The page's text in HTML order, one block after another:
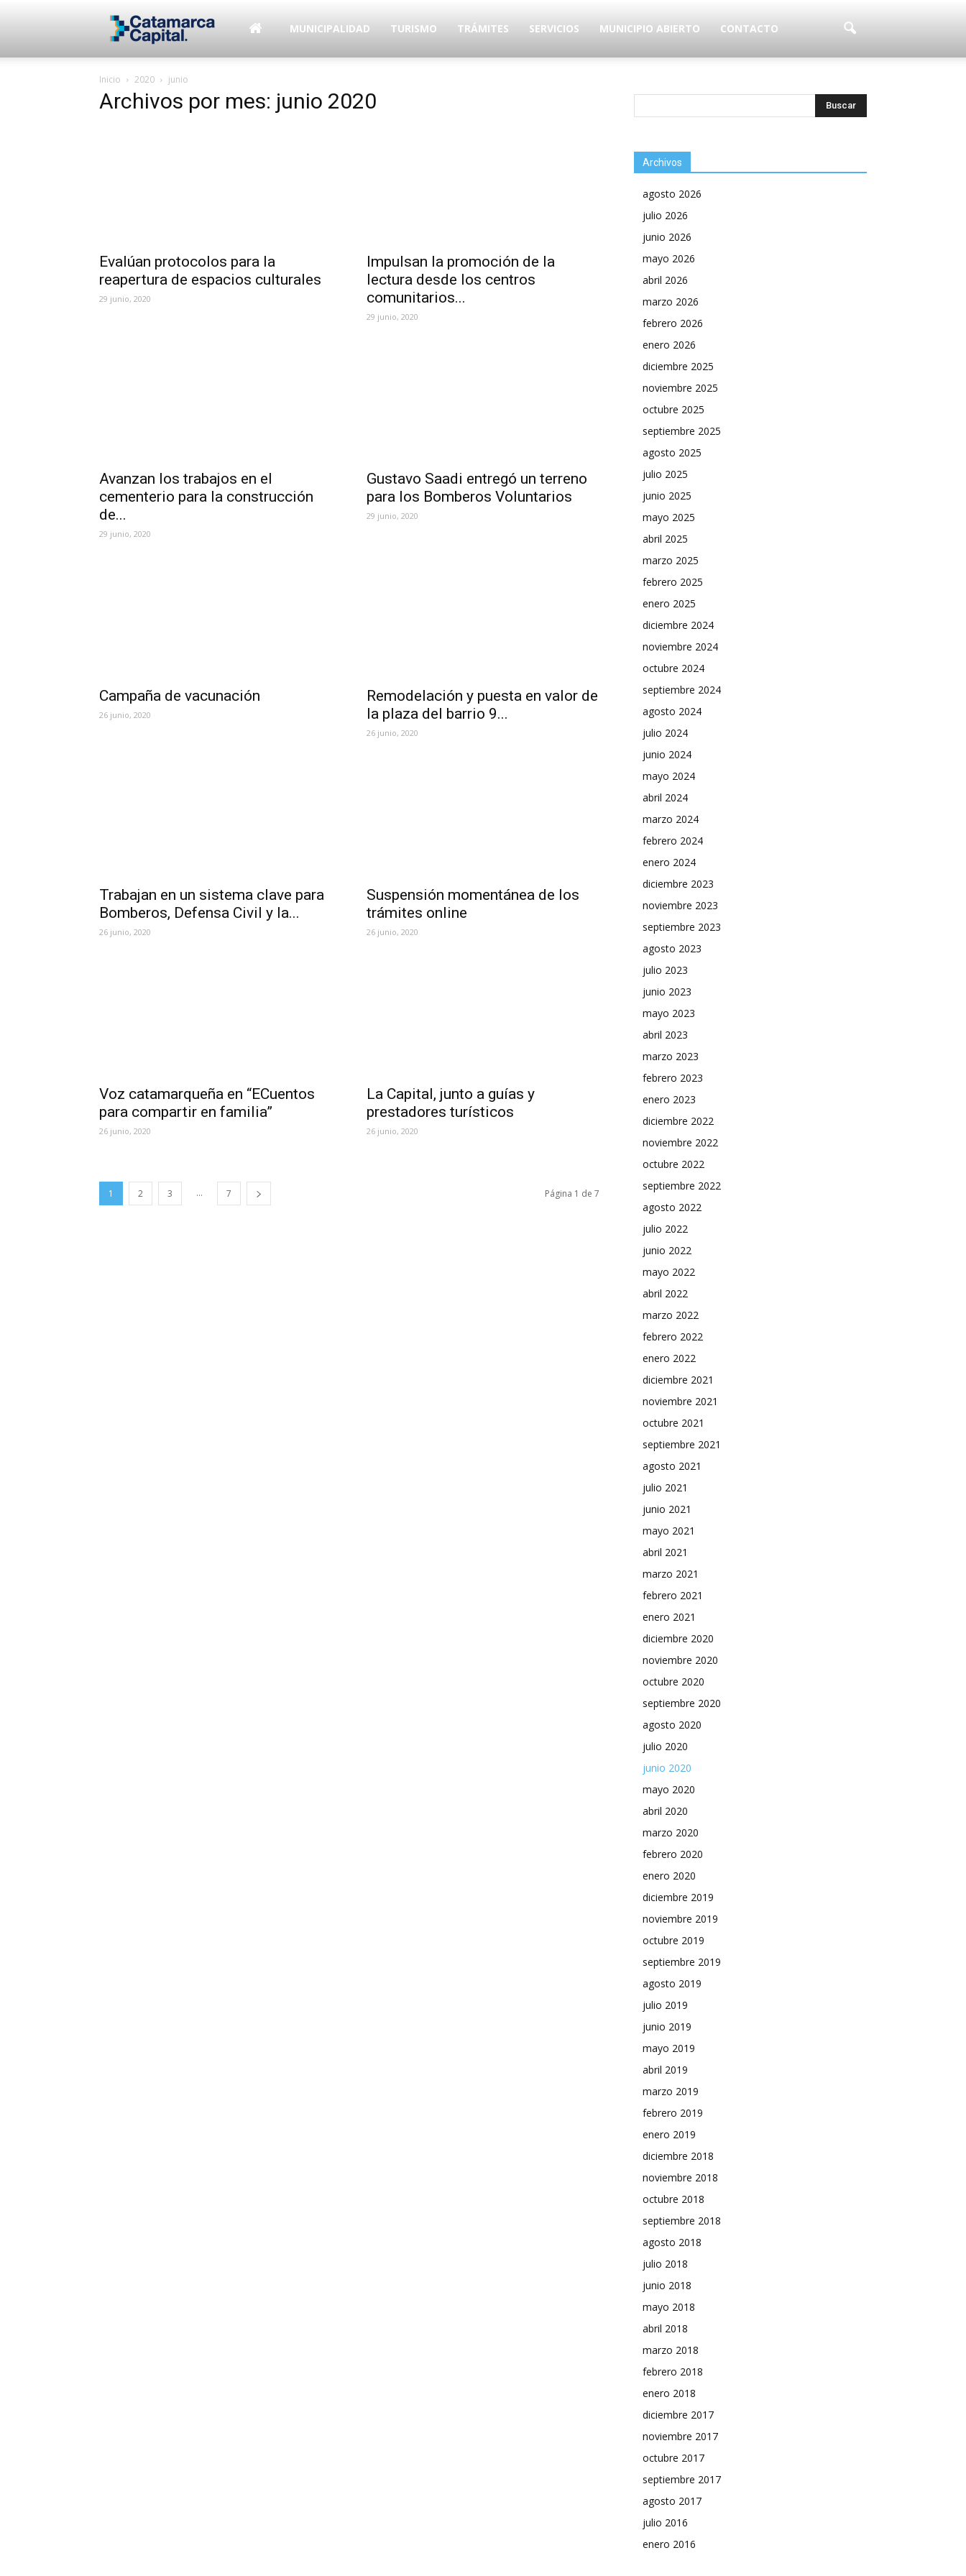
MUNICIPALIDAD TURISMO TRÁMITES SERVICIOS MUNICIPIO ABIERTO CONTACTO
Inicio 2020 junio
Archivos por mes: junio 2020
Evalúan protocolos para la
reapertura de espacios culturales
29 junio, 2020
Impulsan la promoción de la
lectura desde los centros
comunitarios...
29 junio, 2020
Avanzan los trabajos en el
cementerio para la construcción
de...
29 junio, 2020
Gustavo Saadi entregó un terreno
para los Bomberos Voluntarios
29 junio, 2020
Campaña de vacunación
26 junio, 2020
Remodelación y puesta en valor de
la plaza del barrio 9...
26 junio, 2020
Trabajan en un sistema clave para
Bomberos, Defensa Civil y la...
26 junio, 2020
Suspensión momentánea de los
trámites online
26 junio, 2020
Voz catamarqueña en “ECuentos
para compartir en familia”
26 junio, 2020
La Capital, junto a guías y
prestadores turísticos
26 junio, 2020
1 2 3 ... 7 Página 1 de 7
Archivos
agosto 2026
julio 2026
junio 2026
mayo 2026
abril 2026
marzo 2026
febrero 2026
enero 2026
diciembre 2025
noviembre 2025
octubre 2025
septiembre 2025
agosto 2025
julio 2025
junio 2025
mayo 2025
abril 2025
marzo 2025
febrero 2025
enero 2025
diciembre 2024
noviembre 2024
octubre 2024
septiembre 2024
agosto 2024
julio 2024
junio 2024
mayo 2024
abril 2024
marzo 2024
febrero 2024
enero 2024
diciembre 2023
noviembre 2023
septiembre 2023
agosto 2023
julio 2023
junio 2023
mayo 2023
abril 2023
marzo 2023
febrero 2023
enero 2023
diciembre 2022
noviembre 2022
octubre 2022
septiembre 2022
agosto 2022
julio 2022
junio 2022
mayo 2022
abril 2022
marzo 2022
febrero 2022
enero 2022
diciembre 2021
noviembre 2021
octubre 2021
septiembre 2021
agosto 2021
julio 2021
junio 2021
mayo 2021
abril 2021
marzo 2021
febrero 2021
enero 2021
diciembre 2020
noviembre 2020
octubre 2020
septiembre 2020
agosto 2020
julio 2020
junio 2020
mayo 2020
abril 2020
marzo 2020
febrero 2020
enero 2020
diciembre 2019
noviembre 2019
octubre 2019
septiembre 2019
agosto 2019
julio 2019
junio 2019
mayo 2019
abril 2019
marzo 2019
febrero 2019
enero 2019
diciembre 2018
noviembre 2018
octubre 2018
septiembre 2018
agosto 2018
julio 2018
junio 2018
mayo 2018
abril 2018
marzo 2018
febrero 2018
enero 2018
diciembre 2017
noviembre 2017
octubre 2017
septiembre 2017
agosto 2017
julio 2016
enero 2016